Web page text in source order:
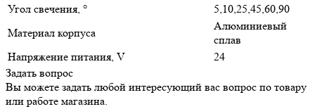
Угол свечения, °
5,10,25,45,60,90
Материал корпуса
Алюминиевый
сплав
Напряжение питания, V
24
Задать вопрос
Вы можете задать любой интересующий вас вопрос по товару
или работе магазина.